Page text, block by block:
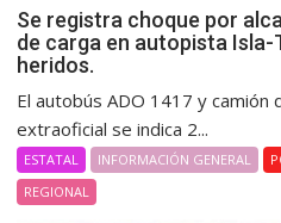
Se registra choque por
de carga en autopista Isla-
heridos.
El autobús ADO 1417 y camión
extraoficial se indica 2...
ESTATAL INFORMACIÓN GENERAL
REGIONAL